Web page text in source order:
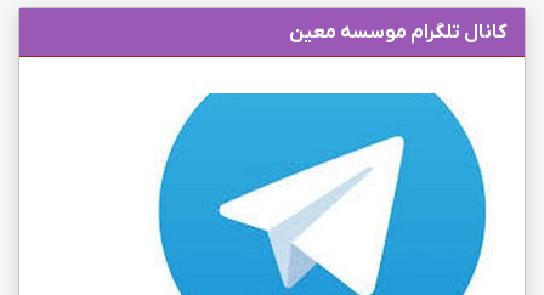
کانال تلگرام موسسه معین